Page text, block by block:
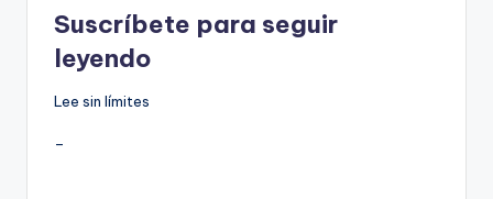
Suscríbete para seguir
leyendo
Lee sin límites